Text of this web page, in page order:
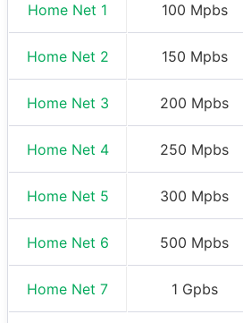
Home Net 1 100 Mpbs
Home Net 2 150 Mpbs
Home Net 3 200 Mpbs
Home Net 4 250 Mpbs
Home Net 5 300 Mpbs
Home Net 6 500 Mpbs
Home Net 7 1 Gpbs